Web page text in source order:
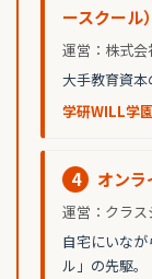
ースクール）
運営：株式会
大手教育資本
学研WILL学
4 オンラ
運営：クラス
自宅にいな
ル」の先駆。